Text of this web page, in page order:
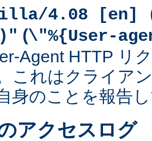
4.08 [en]
(\"%{User-
Agent HTTP リ
これはクライア
身のことを報告
アクセスログ